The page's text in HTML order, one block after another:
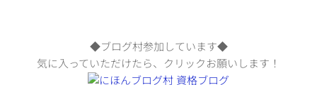
◆ブログ村参加しています◆
気に入っていただけたら、クリックお願いします！